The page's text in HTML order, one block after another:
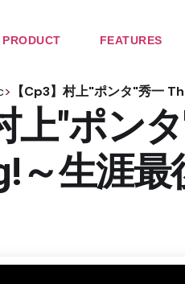
PRODUCT FEATURES
> 【Cp3】村上"ポンタ"秀一
上"ポン
～生涯